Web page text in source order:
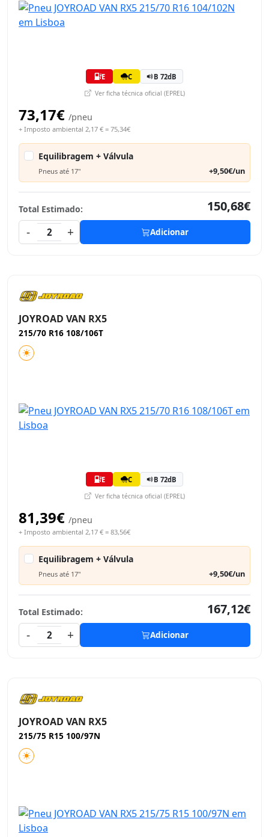
E C B 72dB
Ver ficha técnica oficial (EPREL)
73,17€ /pneu
+ Imposto ambiental 2,17 € = 75,34€
Equilibragem + Válvula
Pneus até 17" +9,50€/un
Total Estimado:
150,68€
-
2 + Adicionar
JOYROAD VAN RX5
215/70 R16 108/106T
E C B 72dB
Ver ficha técnica oficial (EPREL)
81,39€ /pneu
+ Imposto ambiental 2,17 € = 83,56€
Equilibragem + Válvula
Pneus até 17" +9,50€/un
Total Estimado:
167,12€
-
2 + Adicionar
JOYROAD VAN RX5
215/75 R15 100/97N